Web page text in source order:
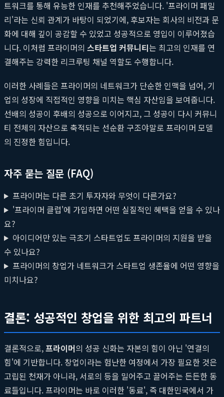
트워크를 통해 유능한 인재를 추천해주었습니다. '프라이머 패밀
리'라는 신뢰 관계가 바탕이 되었기에, 후보자는 회사의 비전과 문
화에 대해 깊이 공감할 수 있었고 성공적으로 영입이 이루어졌습
니다. 이처럼 프라이머의 스타트업 커뮤니티는 최고의 인재를 연
결해주는 강력한 리크루팅 채널 역할도 수행합니다.
이러한 사례들은 프라이머의 네트워크가 단순한 인맥을 넘어, 기
업의 성장에 직접적인 영향을 미치는 핵심 자산임을 보여줍니다.
선배의 성공이 후배의 성공으로 이어지고, 그 성공이 다시 커뮤니
티 전체의 자산으로 축적되는 선순환 구조야말로 프라이머 모델
의 진정한 힘입니다.
자주 묻는 질문 (FAQ)
프라이머는 다른 초기 투자자와 무엇이 다른가요?
'프라이머 클럽'에 가입하면 어떤 실질적인 혜택을 얻을 수 있나
요?
아이디어만 있는 극초기 스타트업도 프라이머의 지원을 받을
수 있나요?
프라이머의 창업가 네트워크가 스타트업 생존율에 어떤 영향을
미치나요?
결론: 성공적인 창업을 위한 최고의 파트너
결론적으로,프라이머의 성공 신화는 자본의 힘이 아닌 '연결의
힘'에 기반합니다. 창업이라는 험난한 여정에서 가장 필요한 것은
고립된 천재가 아니라, 서로의 등을 밀어주고 끌어주는 든든한 동
료들입니다. 프라이머는 바로 이러한 '동료', 즉 대한민국에서 가